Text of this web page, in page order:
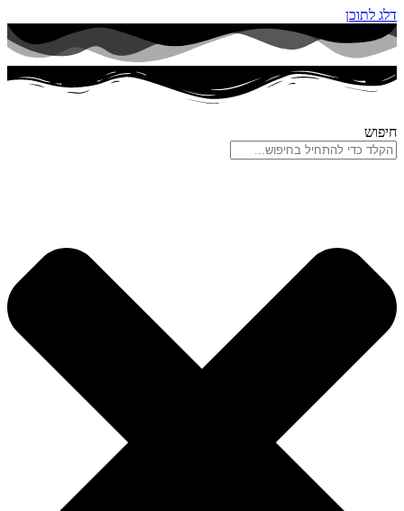
דלג לתוכן
חיפוש